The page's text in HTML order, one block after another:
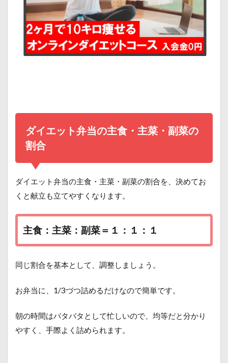
ダイエット弁当の主食・主菜・副菜の
割合
ダイエット弁当の主食・主菜・副菜の割合を、決めてお
くと献立も立てやすくなります。
主食：主菜：副菜＝１：１：１
同じ割合を基本として、調整しましょう。
お弁当に、1/3づつ詰めるだけなので簡単です。
朝の時間はバタバタとして忙しいので、均等だと分かり
やすく、手際よく詰められます。